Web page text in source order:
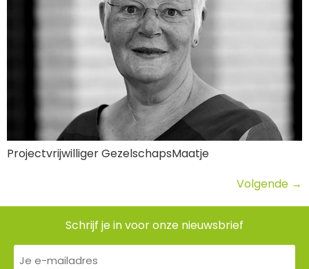
Projectvrijwilliger GezelschapsMaatje
Volgende →
Schrijf je in voor onze nieuwsbrief
E-
mailadres